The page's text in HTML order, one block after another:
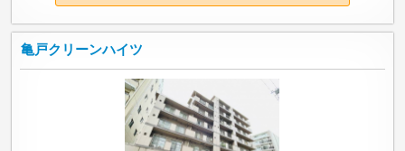
亀戸クリーンハイツ